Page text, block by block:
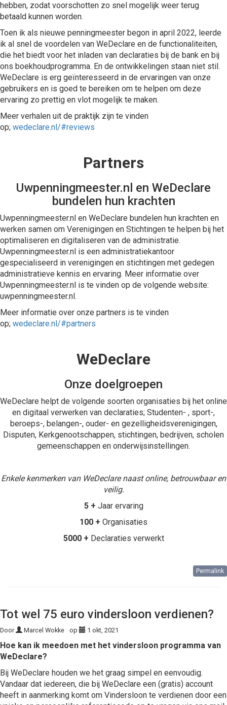
hebben, zodat voorschotten zo snel mogelijk weer terug
betaald kunnen worden.
Toen ik als nieuwe penningmeester begon in april 2022, leerde
ik al snel de voordelen van WeDeclare en de functionaliteiten,
die het biedt voor het inladen van declaraties bij de bank en bij
ons boekhoudprogramma. En de ontwikkelingen staan niet stil.
WeDeclare is erg geïnteresseerd in de ervaringen van onze
gebruikers en is goed te bereiken om te helpen om deze
ervaring zo prettig en vlot mogelijk te maken.
Meer verhalen uit de praktijk zijn te vinden
op; wedeclare.nl/#reviews
Partners
Uwpenningmeester.nl en WeDeclare
bundelen hun krachten
Uwpenningmeester.nl en WeDeclare bundelen hun krachten en
werken samen om Verenigingen en Stichtingen te helpen bij het
optimaliseren en digitaliseren van de administratie.
Uwpenningmeester.nl is een administratiekantoor
gespecialiseerd in verenigingen en stichtingen met gedegen
administratieve kennis en ervaring. Meer informatie over
Uwpenningmeester.nl is te vinden op de volgende website:
uwpenningmeester.nl.
Meer informatie over onze partners is te vinden
op; wedeclare.nl/#partners
WeDeclare
Onze doelgroepen
WeDeclare helpt de volgende soorten organisaties bij het online
en digitaal verwerken van declaraties; Studenten- , sport-,
beroeps-, belangen-, ouder- en gezelligheidsverenigingen,
Disputen, Kerkgenootschappen, stichtingen, bedrijven, scholen
gemeenschappen en onderwijsinstellingen.
Enkele kenmerken van WeDeclare naast online, betrouwbaar en
veilig.
5 + Jaar ervaring
100 + Organisaties
5000 + Declaraties verwerkt
Permalink
Tot wel 75 euro vindersloon verdienen?
Door Marcel Wokke op 1 okt, 2021
Hoe kan ik meedoen met het vindersloon programma van
WeDeclare?
Bij WeDeclare houden we het graag simpel en eenvoudig.
Vandaar dat iedereen, die bij WeDeclare een (gratis) account
heeft in aanmerking komt om Vindersloon te verdienen door een